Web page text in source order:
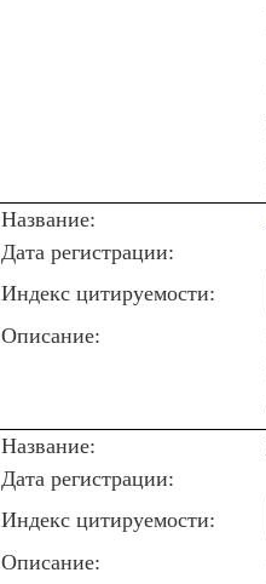
Название:
Дата регистрации:
Индекс цитируемости:
Описание:
Название:
Дата регистрации:
Индекс цитируемости:
Описание: